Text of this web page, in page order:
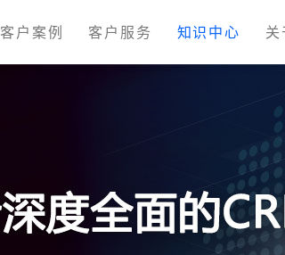
客户案例 客户服务 知识中心 关